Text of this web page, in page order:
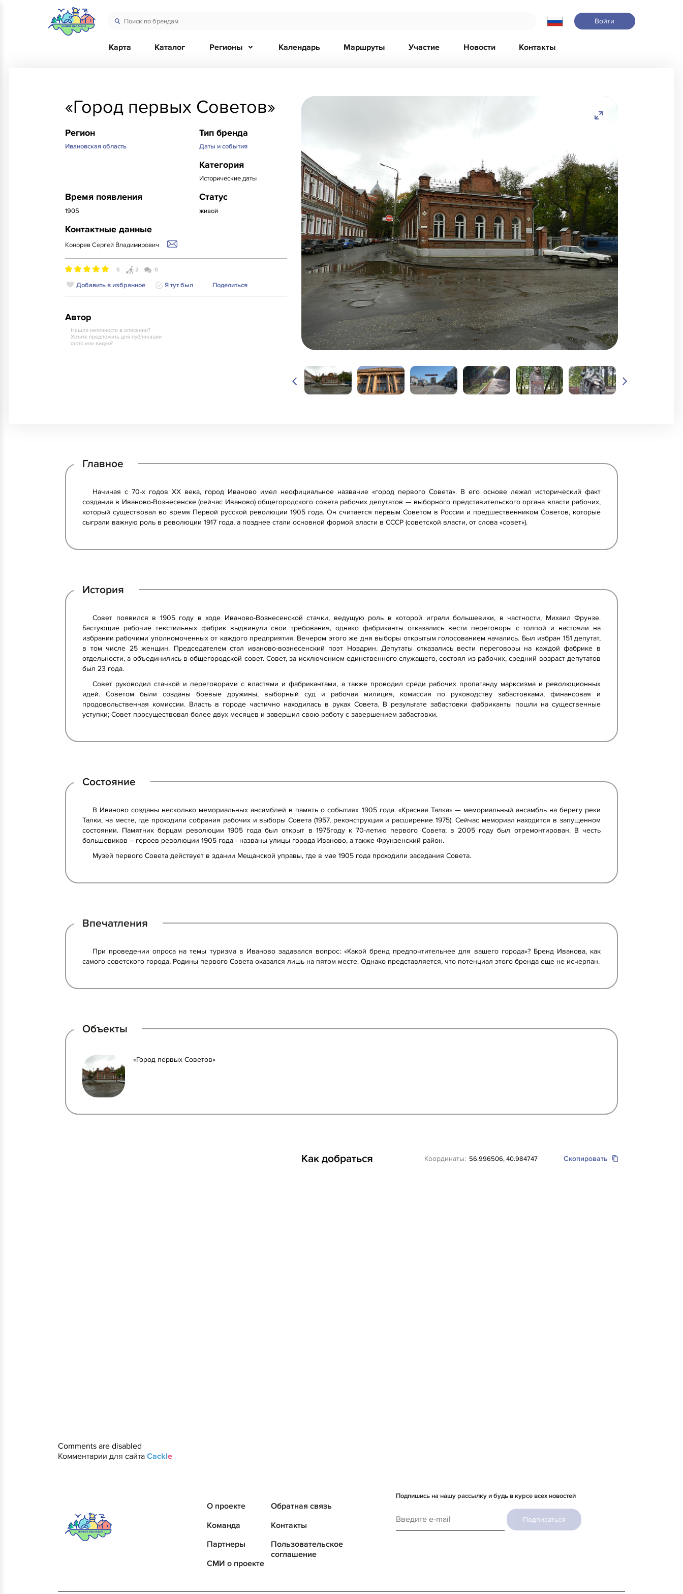
Войти
Карта Каталог Регионы Календарь Маршруты Участие Новости Контакты
«Город первых Советов»
Регион
Ивановская область
Тип бренда
Даты и события
Категория
Исторические даты
Время появления
1905
Статус
живой
Контактные данные
Конорев Сергей Владимирович
5 2 0
Добавить в избранное Я тут был Поделиться
Автор
Нашли неточности в описании?
Хотите предложить для публикации
фото или видео?
Главное
Начиная с 70-х годов XX века, город Иваново имел неофициальное название «город первого Совета». В его основе лежал исторический факт
создания в Иваново-Вознесенске (сейчас Иваново) общегородского совета рабочих депутатов — выборного представительского органа власти рабочих,
который существовал во время Первой русской революции 1905 года. Он считается первым Советом в России и предшественником Советов, которые
сыграли важную роль в революции 1917 года, а позднее стали основной формой власти в СССР (советской власти, от слова «совет»).
История
Совет появился в 1905 году в ходе Иваново-Вознесенской стачки, ведущую роль в которой играли большевики, в частности, Михаил Фрунзе.
Бастующие рабочие текстильных фабрик выдвинули свои требования, однако фабриканты отказались вести переговоры с толпой и настояли на
избрании рабочими уполномоченных от каждого предприятия. Вечером этого же дня выборы открытым голосованием начались. Был избран 151 депутат,
в том числе 25 женщин. Председателем стал иваново-вознесенский поэт Ноздрин. Депутаты отказались вести переговоры на каждой фабрике в
отдельности, а объединились в общегородской совет. Совет, за исключением единственного служащего, состоял из рабочих, средний возраст депутатов
был 23 года.
Совет руководил стачкой и переговорами с властями и фабрикантами, а также проводил среди рабочих пропаганду марксизма и революционных
идей. Советом были созданы боевые дружины, выборный суд и рабочая милиция, комиссия по руководству забастовками, финансовая и
продовольственная комиссии. Власть в городе частично находилась в руках Совета. В результате забастовки фабриканты пошли на существенные
уступки; Совет просуществовал более двух месяцев и завершил свою работу с завершением забастовки.
Состояние
В Иваново созданы несколько мемориальных ансамблей в память о событиях 1905 года. «Красная Талка» — мемориальный ансамбль на берегу реки
Талки, на месте, где проходили собрания рабочих и выборы Совета (1957, реконструкция и расширение 1975). Сейчас мемориал находится в запущенном
состоянии. Памятник борцам революции 1905 года был открыт в 1975году к 70-летию первого Совета; в 2005 году был отремонтирован. В честь
большевиков – героев революции 1905 года - названы улицы города Иваново, а также Фрунзенский район.
Музей первого Совета действует в здании Мещанской управы, где в мае 1905 года проходили заседания Совета.
Впечатления
При проведении опроса на темы туризма в Иваново задавался вопрос: «Какой бренд предпочтительнее для вашего города»? Бренд Иванова, как
самого советского города, Родины первого Совета оказался лишь на пятом месте. Однако представляется, что потенциал этого бренда еще не исчерпан.
Объекты
«Город первых Советов»
Координаты: Скопировать
Как добраться
Comments are disabled
Комментарии для сайта Cackle
О проекте
Команда
Партнеры
СМИ о проекте
Обратная связь
Контакты
Пользовательское
соглашение
Подпишись на нашу рассылку и будь в курсе всех новостей
Подписаться